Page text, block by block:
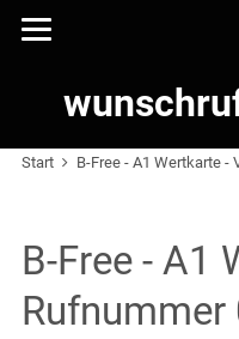
Start B-Free - A1 Wertkarte -
B-Free - A1
Rufnummer